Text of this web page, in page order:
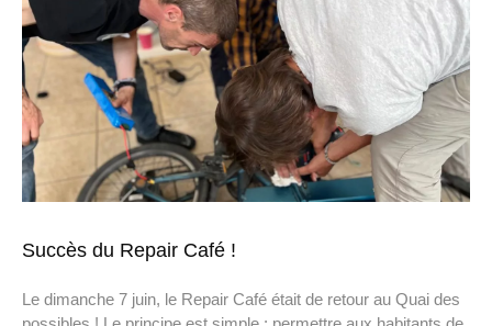
Succès du Repair Café !
Le dimanche 7 juin, le Repair Café était de retour au Quai des